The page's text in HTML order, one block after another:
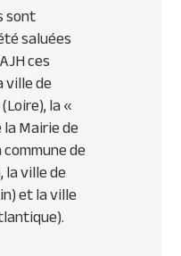
sont
saluées
ces
ville de
la «
Mairie de
de
ville de
et la ville